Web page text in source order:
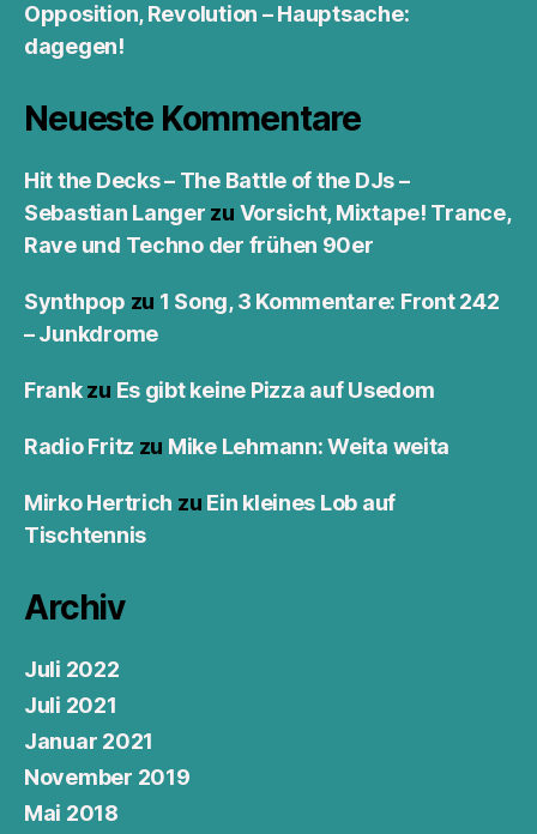
Opposition, Revolution – Hauptsache:
dagegen!
Neueste Kommentare
Hit the Decks – The Battle of the DJs –
Sebastian Langer zu Vorsicht, Mixtape! Trance,
Rave und Techno der frühen 90er
Synthpop zu 1 Song, 3 Kommentare: Front 242
– Junkdrome
Frankzu Es gibt keine Pizza auf Usedom
Radio Fritz zu Mike Lehmann: Weita weita
Mirko Hertrich zu Ein kleines Lob auf
Tischtennis
Archiv
Juli 2022
Juli 2021
Januar 2021
November 2019
Mai 2018